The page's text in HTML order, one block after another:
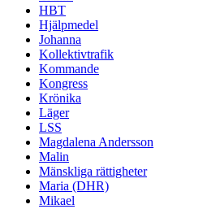
HBT
Hjälpmedel
Johanna
Kollektivtrafik
Kommande
Kongress
Krönika
Läger
LSS
Magdalena Andersson
Malin
Mänskliga rättigheter
Maria (DHR)
Mikael